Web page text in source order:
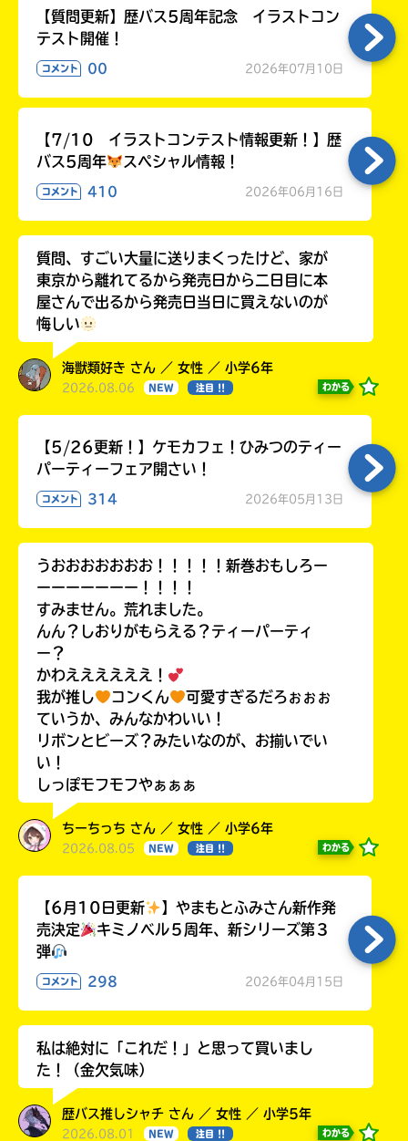
【質問更新】歴バス5周年記念 イラストコン
テスト開催！
コメント 00 2026年07月10日
【7/10 イラストコンテスト情報更新！】歴
バス5周年
スペシャル情報！
コメント 410 2026年06月16日
質問、すごい大量に送りまくったけど、家が
東京から離れてるから発売日から二日目に本
屋さんで出るから発売日当日に買えないのが
悔しい
海獣類好き さん ／ 女性 ／ 小学6年
2026.08.06 NEW 注目 !! わかる
【5/26更新！】ケモカフェ！ひみつのティー
パーティーフェア開さい！
コメント 314 2026年05月13日
うおおおおおおお！！！！！新巻おもしろー
ーーーーーーー！！！！
すみません。荒れました。
んん？しおりがもらえる？ティーパーティ
ー？
かわええええええ！
我が推し
コンくん
可愛すぎるだろぉぉぉ
ていうか、みんなかわいい！
リボンとビーズ？みたいなのが、お揃いでい
い！
しっぽモフモフやぁぁぁ
ちーちっち さん ／ 女性 ／ 小学6年
2026.08.05 NEW 注目 !! わかる
【6月10日更新
】やまもとふみさん新作発
売決定
キミノベル５周年、新シリーズ第３
弾
コメント 298 2026年04月15日
私は絶対に「これだ！」と思って買いまし
た！（金欠気味）
歴バス推しシャチ さん ／ 女性 ／ 小学5年
2026.08.01 NEW 注目 !! わかる